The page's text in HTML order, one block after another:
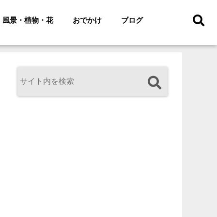
風景・植物・花 おでかけ ブログ